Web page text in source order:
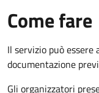
Come fare
Il servizio può
documentazione
Gli organizzatori